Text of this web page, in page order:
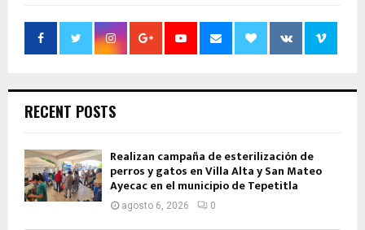
RECENT POSTS
Realizan campaña de esterilización de
perros y gatos en Villa Alta y San Mateo
Ayecac en el municipio de Tepetitla
agosto 6, 2026 0